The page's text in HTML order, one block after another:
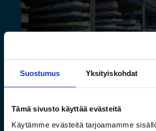
Suostumus Yksityiskohdat
Tämä sivusto käyttää evästeitä
Käytämme evästeitä tarjoamamme
pitkälle tavaralle
Raudan toiminnan